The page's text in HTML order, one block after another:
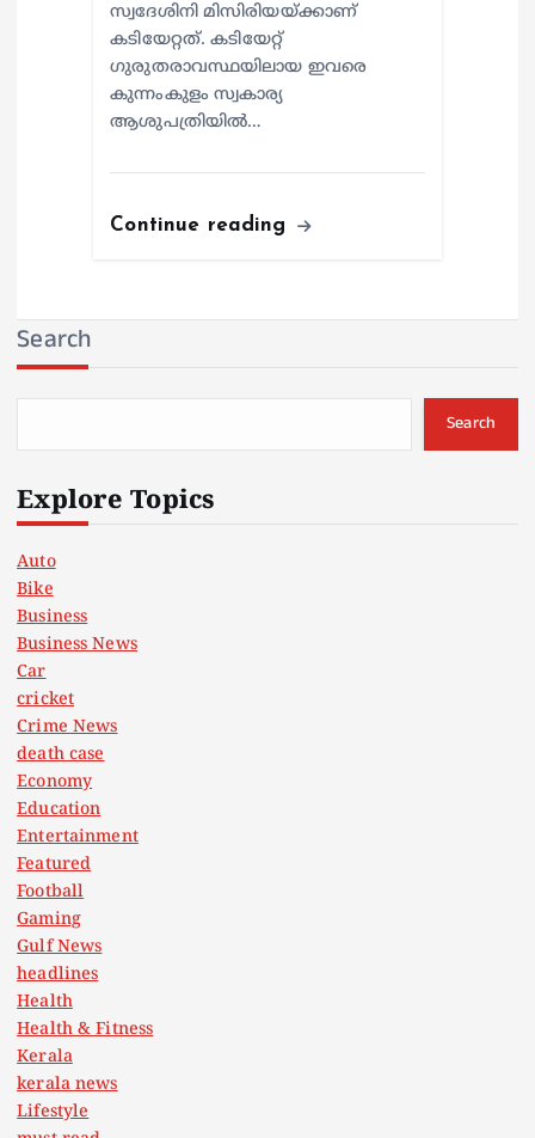
സ്വദേശിനി മിസിരിയയ്ക്കാണ്
കടിയേറ്റത്. കടിയേറ്റ്
ഗുരുതരാവസ്ഥയിലായ ഇവരെ
കുന്നംകുളം സ്വകാര്യ
ആശുപത്രിയില്‍…
Continue reading
Search
Search
Explore Topics
Auto
Bike
Business
Business News
Car
cricket
Crime News
death case
Economy
Education
Entertainment
Featured
Football
Gaming
Gulf News
headlines
Health
Health & Fitness
Kerala
kerala news
Lifestyle